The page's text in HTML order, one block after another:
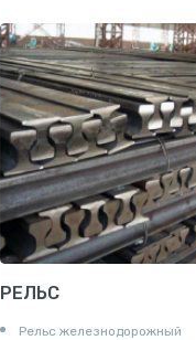
РЕЛЬС
Рельс железнодорожный